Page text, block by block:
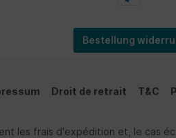
Bestellung
Droit de retrait T&C
les frais d'expédition et, le cas